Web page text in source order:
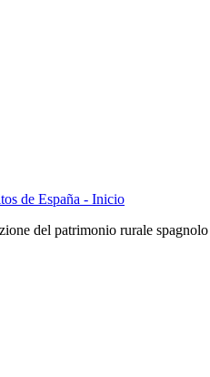
de España - Inicio
del patrimonio rurale